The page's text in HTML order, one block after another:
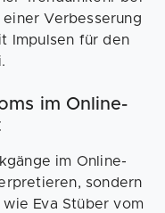
Verbesserung
Impulsen für den
im Online-
im Online-
sondern
Eva Stüber vom